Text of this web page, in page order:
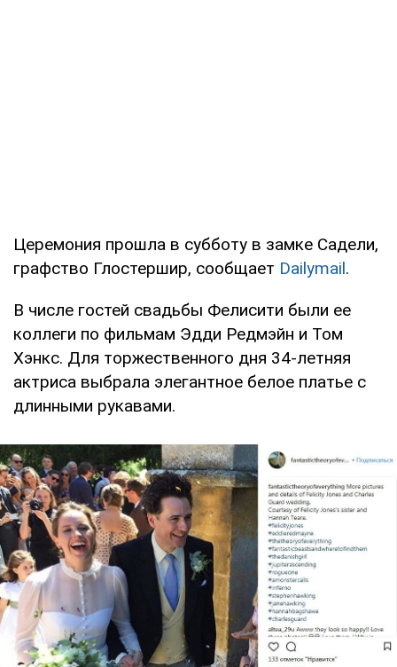
Церемония прошла в субботу в замке Садели,
графство Глостершир, сообщает Dailymail.
В числе гостей свадьбы Фелисити были ее
коллеги по фильмам Эдди Редмэйн и Том
Хэнкс. Для торжественного дня 34-летняя
актриса выбрала элегантное белое платье с
длинными рукавами.